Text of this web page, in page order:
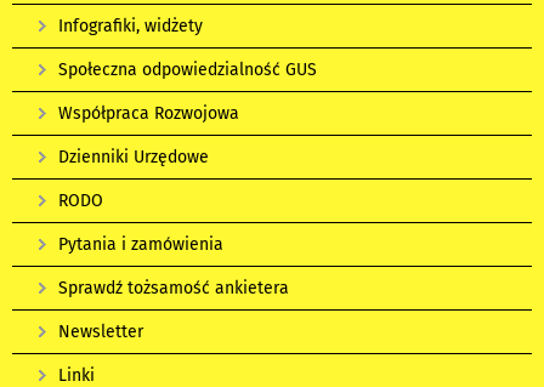
Infografiki, widżety
Społeczna odpowiedzialność GUS
Współpraca Rozwojowa
Dzienniki Urzędowe
RODO
Pytania i zamówienia
Sprawdź tożsamość ankietera
Newsletter
Linki